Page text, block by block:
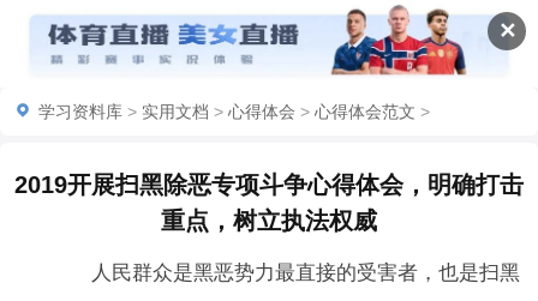
✕
学习资料库 > 实用文档 > 心得体会 > 心得体会范文 >
2019开展扫黑除恶专项斗争心得体会，明确打击
重点，树立执法权威
人民群众是黑恶势力最直接的受害者，也是扫黑